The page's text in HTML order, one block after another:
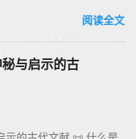
大麻风）、体液等“洁净
隔离，而是建立 圣洁与
。 “洁净”不是等同于“无
是神居住之地，进入必
），大祭司进入至
卷《利未记》的神学中
以诺书信》（91–108）
局等。 提示：另有《二
（希伯来文），属更晚
二、为什么重要？——
1）新约中的直接/间接
1:9（“主带着千万圣者
数 形式 （“- im” 后
于 复数 意义， 如 指 多
需 借助 上下文 判断 语
Elohim 的 主要 用法 与
1. 真神 指 以色列 的
阅读全文
与启示的古